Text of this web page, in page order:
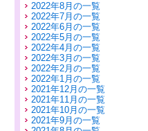
2022年8月の一覧
2022年7月の一覧
2022年6月の一覧
2022年5月の一覧
2022年4月の一覧
2022年3月の一覧
2022年2月の一覧
2022年1月の一覧
2021年12月の一覧
2021年11月の一覧
2021年10月の一覧
2021年9月の一覧